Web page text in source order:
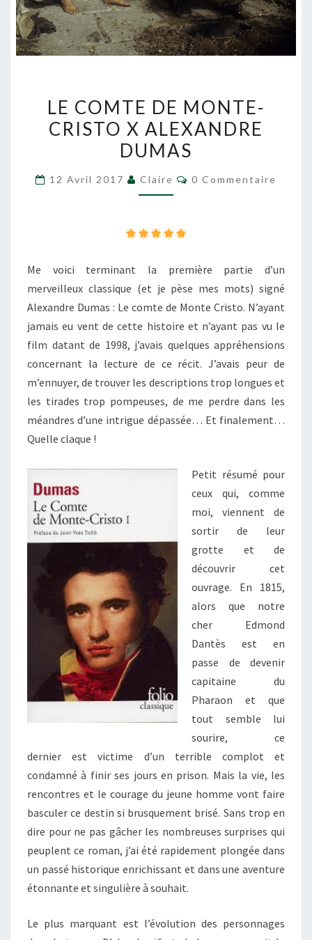
COMTE
DE
MONTE-
X
LE COMTE DE MONTE-
CRISTO X ALEXANDRE
DUMAS
12 Avril 2017 Claire Commentaires
0 Commentaire
Me voici terminant la première partie d’un
merveilleux classique (et je pèse mes mots) signé
Alexandre Dumas : Le comte de Monte Cristo. N’ayant
jamais eu vent de cette histoire et n’ayant pas vu le
film datant de 1998, j’avais quelques appréhensions
concernant la lecture de ce récit. J’avais peur de
m’ennuyer, de trouver les descriptions trop longues et
les tirades trop pompeuses, de me perdre dans les
méandres d’une intrigue dépassée… Et finalement…
Quelle claque !
Petit résumé pour
ceux qui, comme
moi, viennent de
sortir de leur
grotte et de
découvrir cet
ouvrage. En 1815,
alors que notre
cher Edmond
Dantès est en
passe de devenir
capitaine du
Pharaon et que
tout semble lui
sourire, ce
dernier est victime d’un terrible complot et
condamné à finir ses jours en prison. Mais la vie, les
rencontres et le courage du jeune homme vont faire
basculer ce destin si brusquement brisé. Sans trop en
dire pour ne pas gâcher les nombreuses surprises qui
peuplent ce roman, j’ai été rapidement plongée dans
un passé historique enrichissant et dans une aventure
étonnante et singulière à souhait.
Le plus marquant est l’évolution des personnages